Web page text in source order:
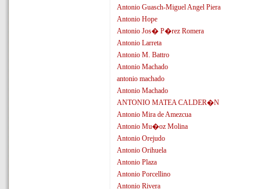
Antonio Guasch-Miguel Angel Piera
Antonio Hope
Antonio Jos� P�rez Romera
Antonio Larreta
Antonio M. Battro
Antonio Machado
antonio machado
Antonio Machado
ANTONIO MATEA CALDER�N
Antonio Mira de Amezcua
Antonio Mu�oz Molina
Antonio Orejudo
Antonio Orihuela
Antonio Plaza
Antonio Porcellino
Antonio Rivera